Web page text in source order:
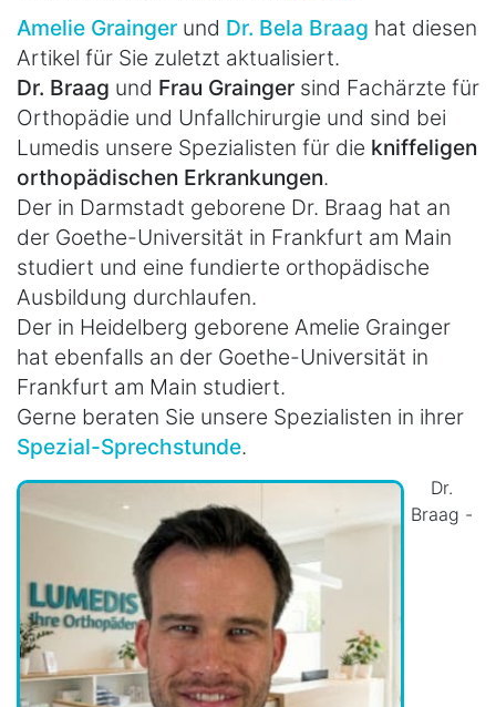
Amelie Grainger und Dr. Bela Braag hat diesen
Artikel für Sie zuletzt aktualisiert.
Dr. Braag und Frau Grainger sind Fachärzte für
Orthopädie und Unfallchirurgie und sind bei
Lumedis unsere Spezialisten für die kniffeligen
orthopädischen Erkrankungen.
Der in Darmstadt geborene Dr. Braag hat an
der Goethe-Universität in Frankfurt am Main
studiert und eine fundierte orthopädische
Ausbildung durchlaufen.
Der in Heidelberg geborene Amelie Grainger
hat ebenfalls an der Goethe-Universität in
Frankfurt am Main studiert.
Gerne beraten Sie unsere Spezialisten in ihrer
Spezial-Sprechstunde.
Dr.
Braag -